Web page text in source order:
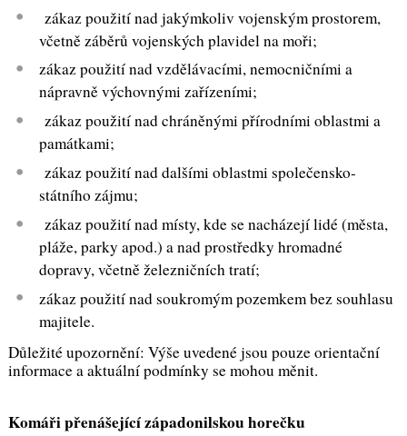
zákaz použití nad jakýmkoliv vojenským prostorem,
včetně záběrů vojenských plavidel na moři;
zákaz použití nad vzdělávacími, nemocničními a
nápravně výchovnými zařízeními;
zákaz použití nad chráněnými přírodními oblastmi a
památkami;
zákaz použití nad dalšími oblastmi společensko-
státního zájmu;
zákaz použití nad místy, kde se nacházejí lidé (města,
pláže, parky apod.) a nad prostředky hromadné
dopravy, včetně železničních tratí;
zákaz použití nad soukromým pozemkem bez souhlasu
majitele.
Důležité upozornění: Výše uvedené jsou pouze orientační
informace a aktuální podmínky se mohou měnit.
Komáři přenášející západonilskou horečku